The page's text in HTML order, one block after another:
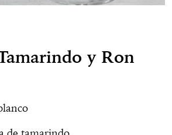
y Ron